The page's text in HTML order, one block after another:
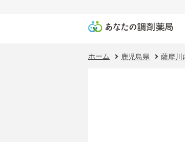
ホーム 鹿児島県 薩摩川